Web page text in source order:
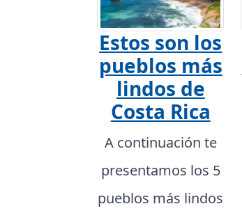
Estos son los
pueblos más
lindos de
Costa Rica
A continuación te
presentamos los 5
pueblos más lindos